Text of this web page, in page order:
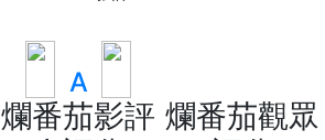
A
爛番茄影評 爛番茄觀眾